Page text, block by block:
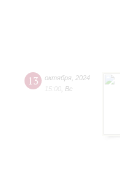
13 октября 2024
15:00 Вс